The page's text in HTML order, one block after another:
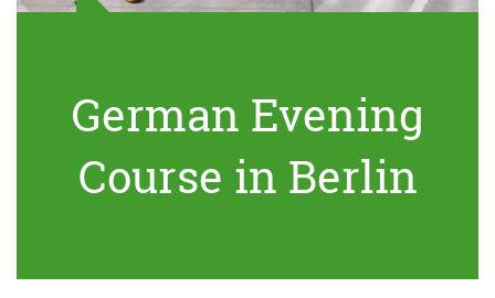
German Evening
Course in Berlin